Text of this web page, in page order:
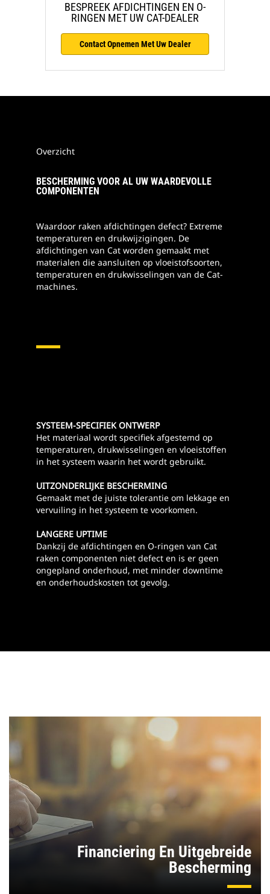
BESPREEK AFDICHTINGEN EN O-
RINGEN MET UW CAT-DEALER
Contact Opnemen Met Uw Dealer
Overzicht
BESCHERMING VOOR AL UW WAARDEVOLLE
COMPONENTEN
Waardoor raken afdichtingen defect? Extreme
temperaturen en drukwijzigingen. De
afdichtingen van Cat worden gemaakt met
materialen die aansluiten op vloeistofsoorten,
temperaturen en drukwisselingen van de Cat-
machines.
SYSTEEM-SPECIFIEK ONTWERP
Het materiaal wordt specifiek afgestemd op
temperaturen, drukwisselingen en vloeistoffen
in het systeem waarin het wordt gebruikt.
UITZONDERLIJKE BESCHERMING
Gemaakt met de juiste tolerantie om lekkage en
vervuiling in het systeem te voorkomen.
LANGERE UPTIME
Dankzij de afdichtingen en O-ringen van Cat
raken componenten niet defect en is er geen
ongepland onderhoud, met minder downtime
en onderhoudskosten tot gevolg.
Financiering En Uitgebreide
Bescherming